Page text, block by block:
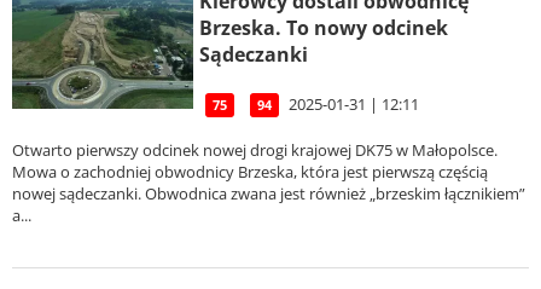
Brzeska. To nowy odcinek
Sądeczanki
75 94 2025-01-31 | 12:11
Otwarto pierwszy odcinek nowej drogi krajowej DK75 w Małopolsce.
Mowa o zachodniej obwodnicy Brzeska, która jest pierwszą częścią
nowej sądeczanki. Obwodnica zwana jest również „brzeskim łącznikiem”
a...